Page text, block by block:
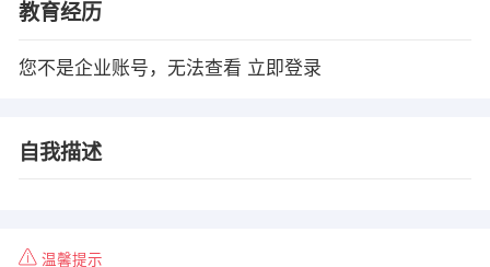
教育经历
您不是企业账号，无法查看 立即登录
自我描述
温馨提示